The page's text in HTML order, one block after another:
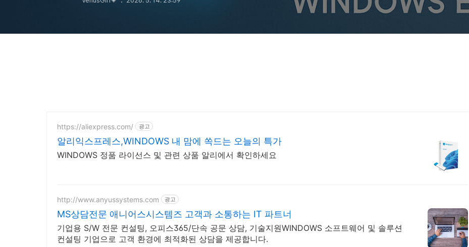
https://aliexpress.com/ 광고
알리익스프레스,WINDOWS 내 맘에 쏙드는 오늘의 특가
WINDOWS 정품 라이선스 및 관련 상품 알리에서 확인하세요
http://www.anyussystems.com 광고
MS상담전문 애니어스시스템즈 고객과 소통하는 IT 파트너
기업용 S/W 전문 컨설팅, 오피스365/단속 공문 상담, 기술지원WINDOWS 소프트웨어 및 솔루션
컨설팅 기업으로 고객 환경에 최적화된 상담을 제공합니다.